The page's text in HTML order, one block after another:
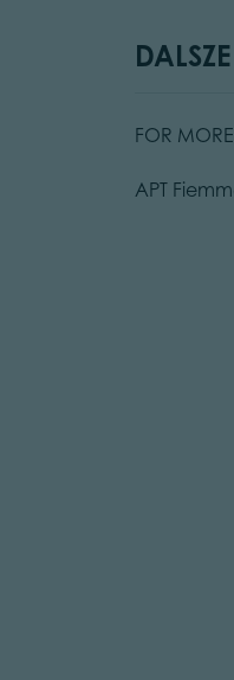
FOR
APT